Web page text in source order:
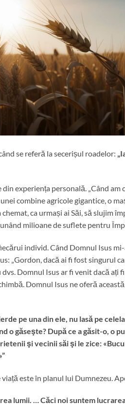
se referă la secerișul roadelor:
experiența personală. „Când am
combine agricole gigantice, o
ca urmași ai Săi, să slujim
milioane de suflete pentru
individ. Când Domnul Isus
„Gordon, dacă ai fi fost singurul
Domnul Isus ar fi venit dacă ați
Domnul Isus ne oferă
pe una din ele, nu lasă pe
o găseşte? După ce a găsit-o, o
şi vecinii săi şi le zice:
este în planul lui Dumnezeu.
lumii. … Căci noi suntem